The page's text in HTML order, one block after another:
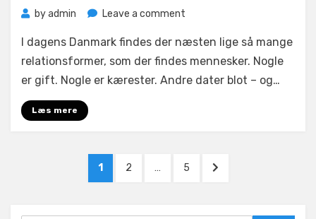
byadmin Leave a comment
vinder
frem
I dagens Danmark findes der næsten lige så mange
relationsformer, som der findes mennesker. Nogle
er gift. Nogle er kærester. Andre dater blot – og…
Læs mere
Indlægsinddeling
PAGE
1 PAGE
2 … PAGE
5
NEXT